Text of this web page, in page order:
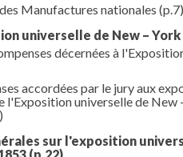
Manufactures nationales (p.7)
universelle de New – York
décernées à
accordées par le jury aux
l'Exposition universelle de New
sur l'exposition
(p.22)